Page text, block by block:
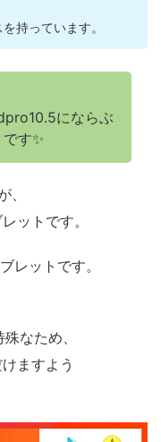
持っています。
にならぶ
す✨
、
ットです。
レットです。
なため、
ますよう